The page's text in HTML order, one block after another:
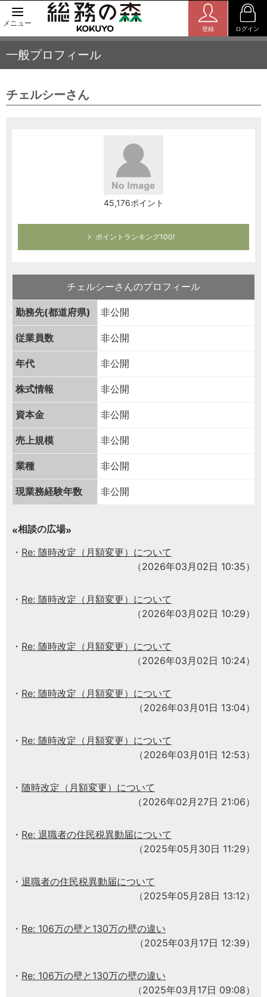
メニュー
登録 ログイン
一般プロフィール
チェルシーさん
45,176ポイント
ポイントランキング100!
チェルシーさんのプロフィール
勤務先(都道府県) 非公開
従業員数 非公開
年代 非公開
株式情報 非公開
資本金 非公開
売上規模 非公開
業種 非公開
現業務経験年数 非公開
相談の広場
Re: 随時改定（月額変更）について
（2026年03月02日 10:35）
Re: 随時改定（月額変更）について
（2026年03月02日 10:29）
Re: 随時改定（月額変更）について
（2026年03月02日 10:24）
Re: 随時改定（月額変更）について
（2026年03月01日 13:04）
Re: 随時改定（月額変更）について
（2026年03月01日 12:53）
随時改定（月額変更）について
（2026年02月27日 21:06）
Re: 退職者の住民税異動届について
（2025年05月30日 11:29）
退職者の住民税異動届について
（2025年05月28日 13:12）
Re: 106万の壁と130万の壁の違い
（2025年03月17日 12:39）
Re: 106万の壁と130万の壁の違い
（2025年03月17日 09:08）